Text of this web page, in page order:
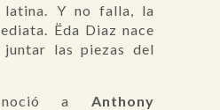
latina. Y no falla, la
Ëda Diaz nace
las piezas del
a Anthony